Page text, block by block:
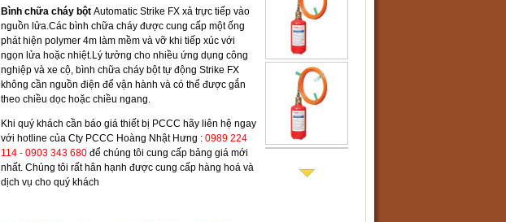
Bình chữa cháy bột Automatic Strike FX xả trực tiếp vào
nguồn lửa.Các bình chữa cháy được cung cấp một ống
phát hiện polymer 4m làm mềm và vỡ khi tiếp xúc với
ngọn lửa hoặc nhiệt.Lý tưởng cho nhiều ứng dụng công
nghiệp và xe cộ, bình chữa cháy bột tự động Strike FX
không cần nguồn điện để vận hành và có thể được gắn
theo chiều dọc hoặc chiều ngang.
Khi quý khách cần báo giá thiết bị PCCC hãy liên hệ ngay
với hotline của Cty PCCC Hoàng Nhật Hưng : 0989 224
114 - 0903 343 680 để chúng tôi cung cấp bảng giá mới
nhất. Chúng tôi rất hân hạnh được cung cấp hàng hoá và
dịch vụ cho quý khách